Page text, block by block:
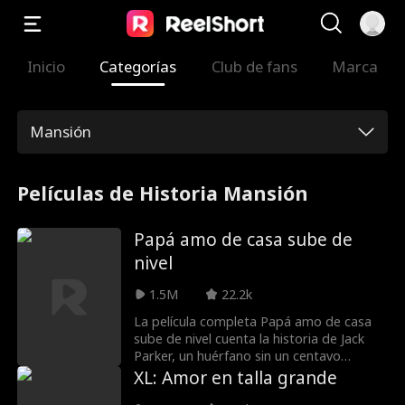
Inicio Categorías Club de fans Marca
Mansión
Películas de Historia Mansión
Papá amo de casa sube de
nivel
1.5M
22.2k
La película completa Papá amo de casa
sube de nivel cuenta la historia de Jack
Parker, un huérfano sin un centavo
profundamente dedicado a su esposa e
hijo. Desafortunadamente para Jack, la
XL: Amor en talla grande